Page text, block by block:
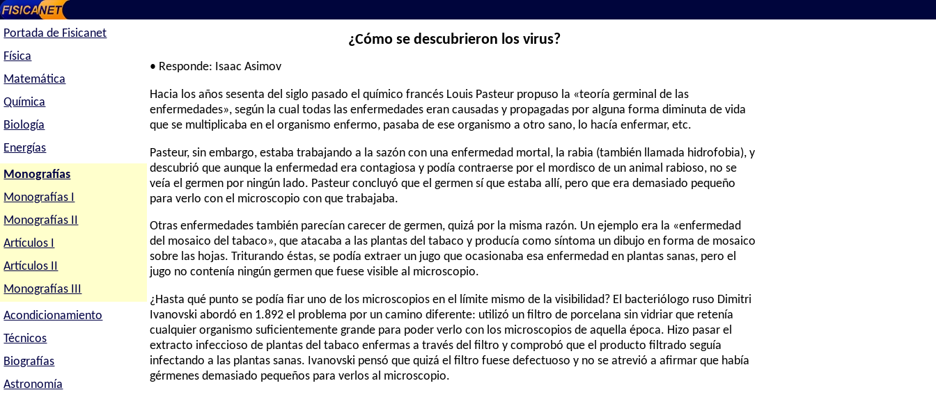
Portada de Fisicanet
Física
Matemática
Química
Biología
Energías
Monografías
Monografías I
Monografías II
Artículos I
Artículos II
Monografías III
Acondicionamiento
Técnicos
Biografías
Astronomía
¿Cómo se descubrieron los virus?
• Responde: Isaac Asimov
Hacia los años sesenta del siglo pasado el químico francés Louis Pasteur propuso la «teoría germinal de las
enfermedades», según la cual todas las enfermedades eran causadas y propagadas por alguna forma diminuta de vida
que se multiplicaba en el organismo enfermo, pasaba de ese organismo a otro sano, lo hacía enfermar, etc.
Pasteur, sin embargo, estaba trabajando a la sazón con una enfermedad mortal, la rabia (también llamada hidrofobia), y
descubrió que aunque la enfermedad era contagiosa y podía contraerse por el mordisco de un animal rabioso, no se
veía el germen por ningún lado. Pasteur concluyó que el germen sí que estaba allí, pero que era demasiado pequeño
para verlo con el microscopio con que trabajaba.
Otras enfermedades también parecían carecer de germen, quizá por la misma razón. Un ejemplo era la «enfermedad
del mosaico del tabaco», que atacaba a las plantas del tabaco y producía como síntoma un dibujo en forma de mosaico
sobre las hojas. Triturando éstas, se podía extraer un jugo que ocasionaba esa enfermedad en plantas sanas, pero el
jugo no contenía ningún germen que fuese visible al microscopio.
¿Hasta qué punto se podía fiar uno de los microscopios en el límite mismo de la visibilidad? El bacteriólogo ruso Dimitri
Ivanovski abordó en 1.892 el problema por un camino diferente: utilizó un filtro de porcelana sin vidriar que retenía
cualquier organismo suficientemente grande para poder verlo con los microscopios de aquella época. Hizo pasar el
extracto infeccioso de plantas del tabaco enfermas a través del filtro y comprobó que el producto filtrado seguía
infectando a las plantas sanas. Ivanovski pensó que quizá el filtro fuese defectuoso y no se atrevió a afirmar que había
gérmenes demasiado pequeños para verlos al microscopio.